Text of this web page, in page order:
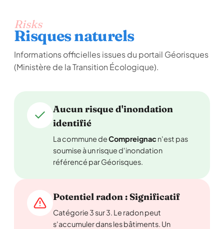
Risks
Risques naturels
Informations officielles issues du portail Géorisques
(Ministère de la Transition Écologique).
Aucun risque d'inondation
identifié
La commune deCompreignac n'est pas
soumise à un risque d'inondation
référencé par Géorisques.
Potentiel radon : Significatif
Catégorie 3 sur 3. Le radon peut
s'accumuler dans les bâtiments. Un